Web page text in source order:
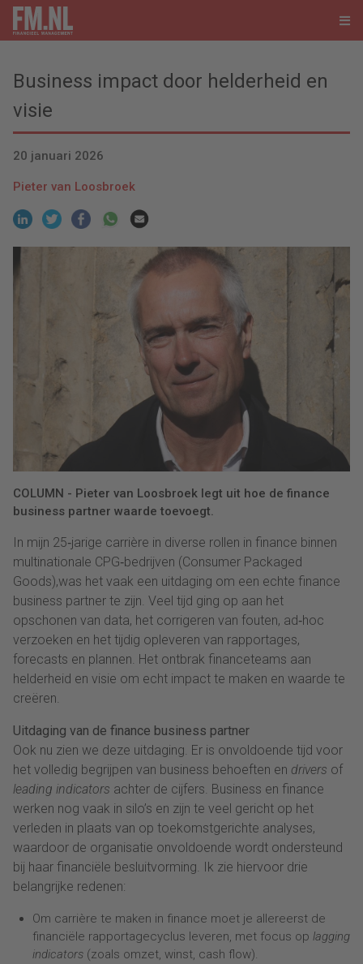
Business impact door helderheid en
visie
20 januari 2026
Pieter van Loosbroek
COLUMN - Pieter van Loosbroek legt uit hoe de finance
business partner waarde toevoegt.
In mijn 25‑jarige carrière in diverse rollen in finance binnen
multinationale CPG‑bedrijven (Consumer Packaged
Goods),was het vaak een uitdaging om een ​​echte finance
business partner te zijn. Veel tijd ging op aan het
opschonen van data, het corrigeren van fouten, ad‑hoc
verzoeken en het tijdig opleveren van rapportages,
forecasts en plannen. Het ontbrak financeteams aan
helderheid en visie om echt impact te maken en waarde te
creëren.
Uitdaging van de finance business partner
Ook nu zien we deze uitdaging. Er is onvoldoende tijd voor
het volledig begrijpen van business behoeften en drivers of
leading indicators achter de cijfers. Business en finance
werken nog vaak in silo’s en zijn te veel gericht op het
verleden in plaats van op toekomstgerichte analyses,
waardoor de organisatie onvoldoende wordt ondersteund
bij haar financiële besluitvorming. Ik zie hiervoor drie
belangrijke redenen:
Om carrière te maken in finance moet je allereerst de
financiële rapportagecyclus leveren, met focus op lagging
indicators (zoals omzet, winst, cash flow).